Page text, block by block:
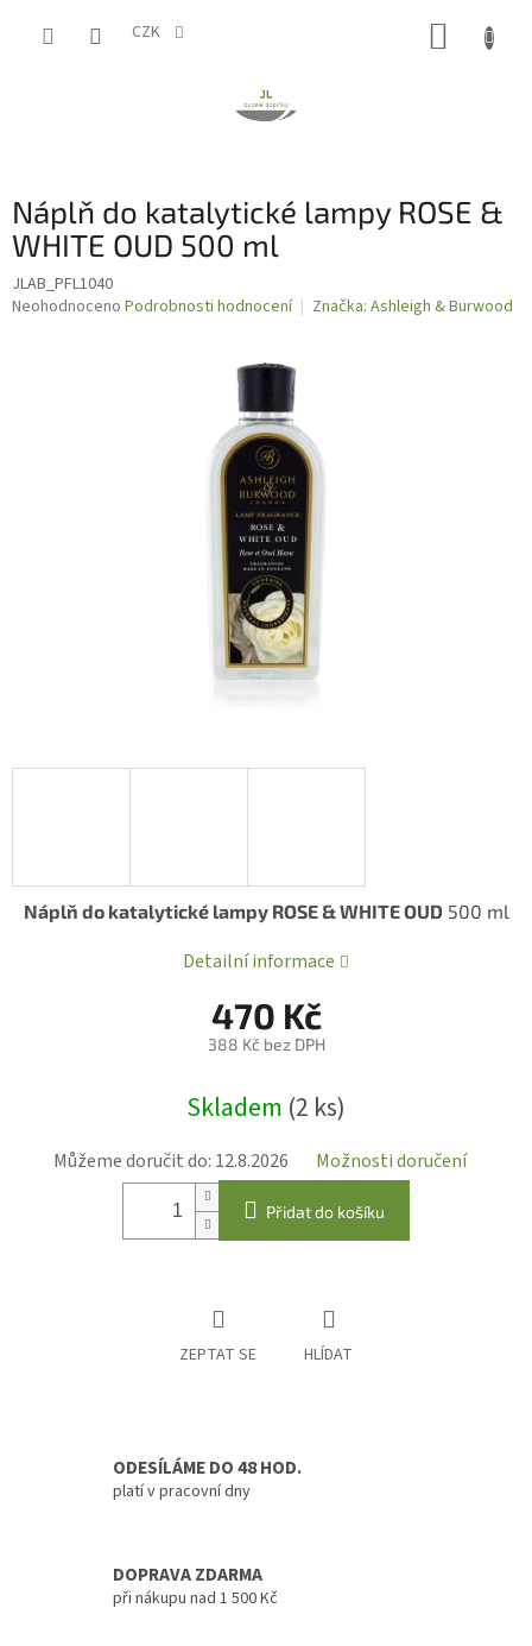
CZK
Náplň do katalytické lampy ROSE &
WHITE OUD 500 ml
JLAB_PFL1040
Průměrné
Neohodnoceno Podrobnosti hodnocení Značka: Ashleigh & Burwood
470 Kč
388 Kč bez DPH
cena:
Skladem (2 ks)
Můžeme doručit do: 12.8.2026 Možnosti doručení
Přidat do košíku
Náplň do katalytické lampy ROSE & WHITE OUD500 ml
Detailní informace
ZEPTAT SE HLÍDAT
ODESÍLÁME DO 48 HOD.
platí v pracovní dny
DOPRAVA ZDARMA
při nákupu nad 1 500 Kč